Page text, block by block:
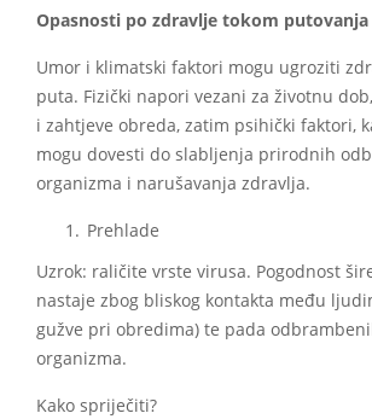
Opasnosti po zdravlje tokom putovanja
Umor i klimatski faktori mogu ugroziti
puta. Fizički napori vezani za životnu
i zahtjeve obreda, zatim psihički faktori,
mogu dovesti do slabljenja prirodnih
organizma i narušavanja zdravlja.
Prehlade
Uzrok: raličite vrste virusa. Pogodnost
nastaje zbog bliskog kontakta među
gužve pri obredima) te pada
organizma.
Kako spriječiti?